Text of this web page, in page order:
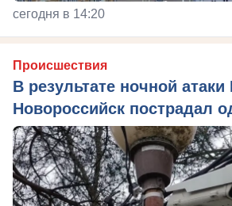
сегодня в 14:20
Происшествия
В результате ночной
Новороссийск пострадал